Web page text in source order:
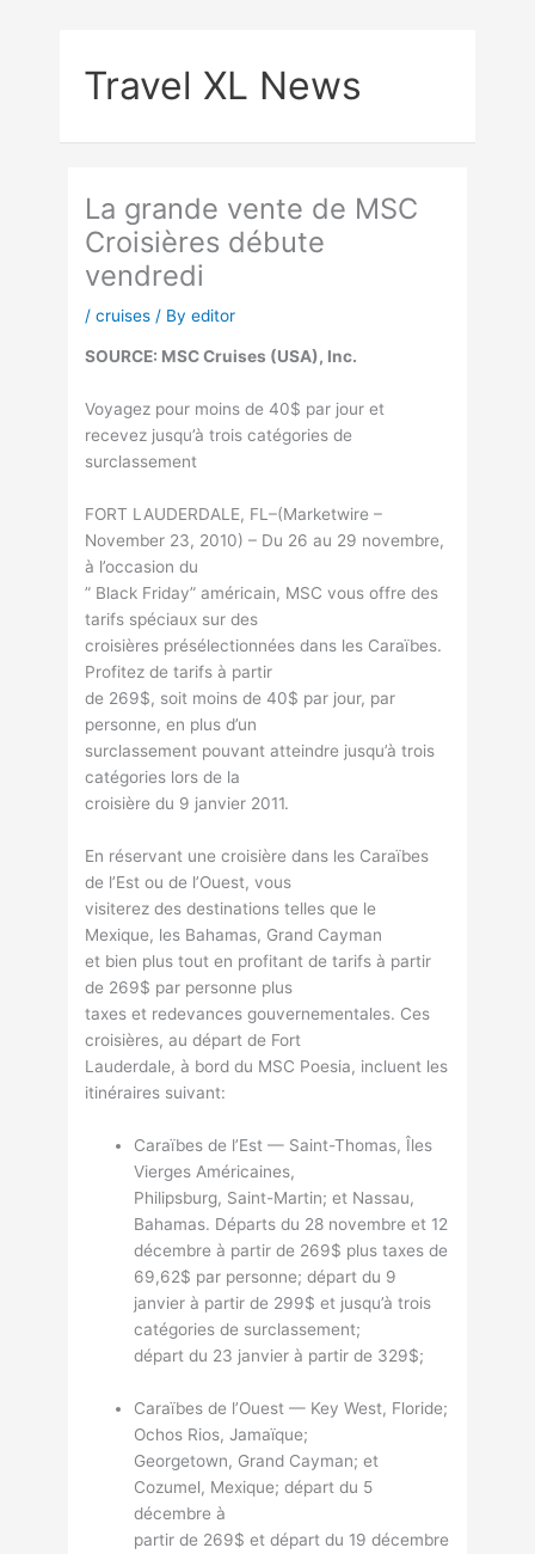
Travel XL News
La grande vente de MSC
Croisières débute
vendredi
/cruises / Byeditor
SOURCE: MSC Cruises (USA), Inc.
Voyagez pour moins de 40$ par jour et
recevez jusqu’à trois catégories de
surclassement
FORT LAUDERDALE, FL–(Marketwire –
November 23, 2010) – Du 26 au 29 novembre,
à l’occasion du
” Black Friday” américain, MSC vous offre des
tarifs spéciaux sur des
croisières présélectionnées dans les Caraïbes.
Profitez de tarifs à partir
de 269$, soit moins de 40$ par jour, par
personne, en plus d’un
surclassement pouvant atteindre jusqu’à trois
catégories lors de la
croisière du 9 janvier 2011.
En réservant une croisière dans les Caraïbes
de l’Est ou de l’Ouest, vous
visiterez des destinations telles que le
Mexique, les Bahamas, Grand Cayman
et bien plus tout en profitant de tarifs à partir
de 269$ par personne plus
taxes et redevances gouvernementales. Ces
croisières, au départ de Fort
Lauderdale, à bord du MSC Poesia, incluent les
itinéraires suivant:
Caraïbes de l’Est — Saint-Thomas, Îles
Vierges Américaines,
Philipsburg, Saint-Martin; et Nassau,
Bahamas. Départs du 28 novembre et 12
décembre à partir de 269$ plus taxes de
69,62$ par personne; départ du 9
janvier à partir de 299$ et jusqu’à trois
catégories de surclassement;
départ du 23 janvier à partir de 329$;
Caraïbes de l’Ouest — Key West, Floride;
Ochos Rios, Jamaïque;
Georgetown, Grand Cayman; et
Cozumel, Mexique; départ du 5
décembre à
partir de 269$ et départ du 19 décembre